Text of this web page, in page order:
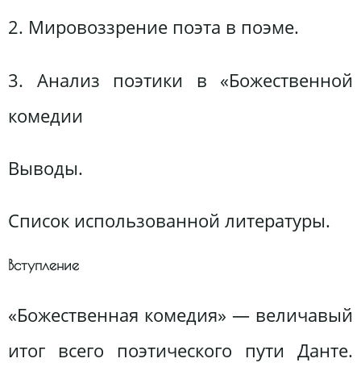
2. Мировоззрение поэта в поэме.
3. Анализ поэтики в «Божественной
комедии
Выводы.
Список использованной литературы.
Вступление
«Божественная комедия» — величавый
итог всего поэтического пути Данте.